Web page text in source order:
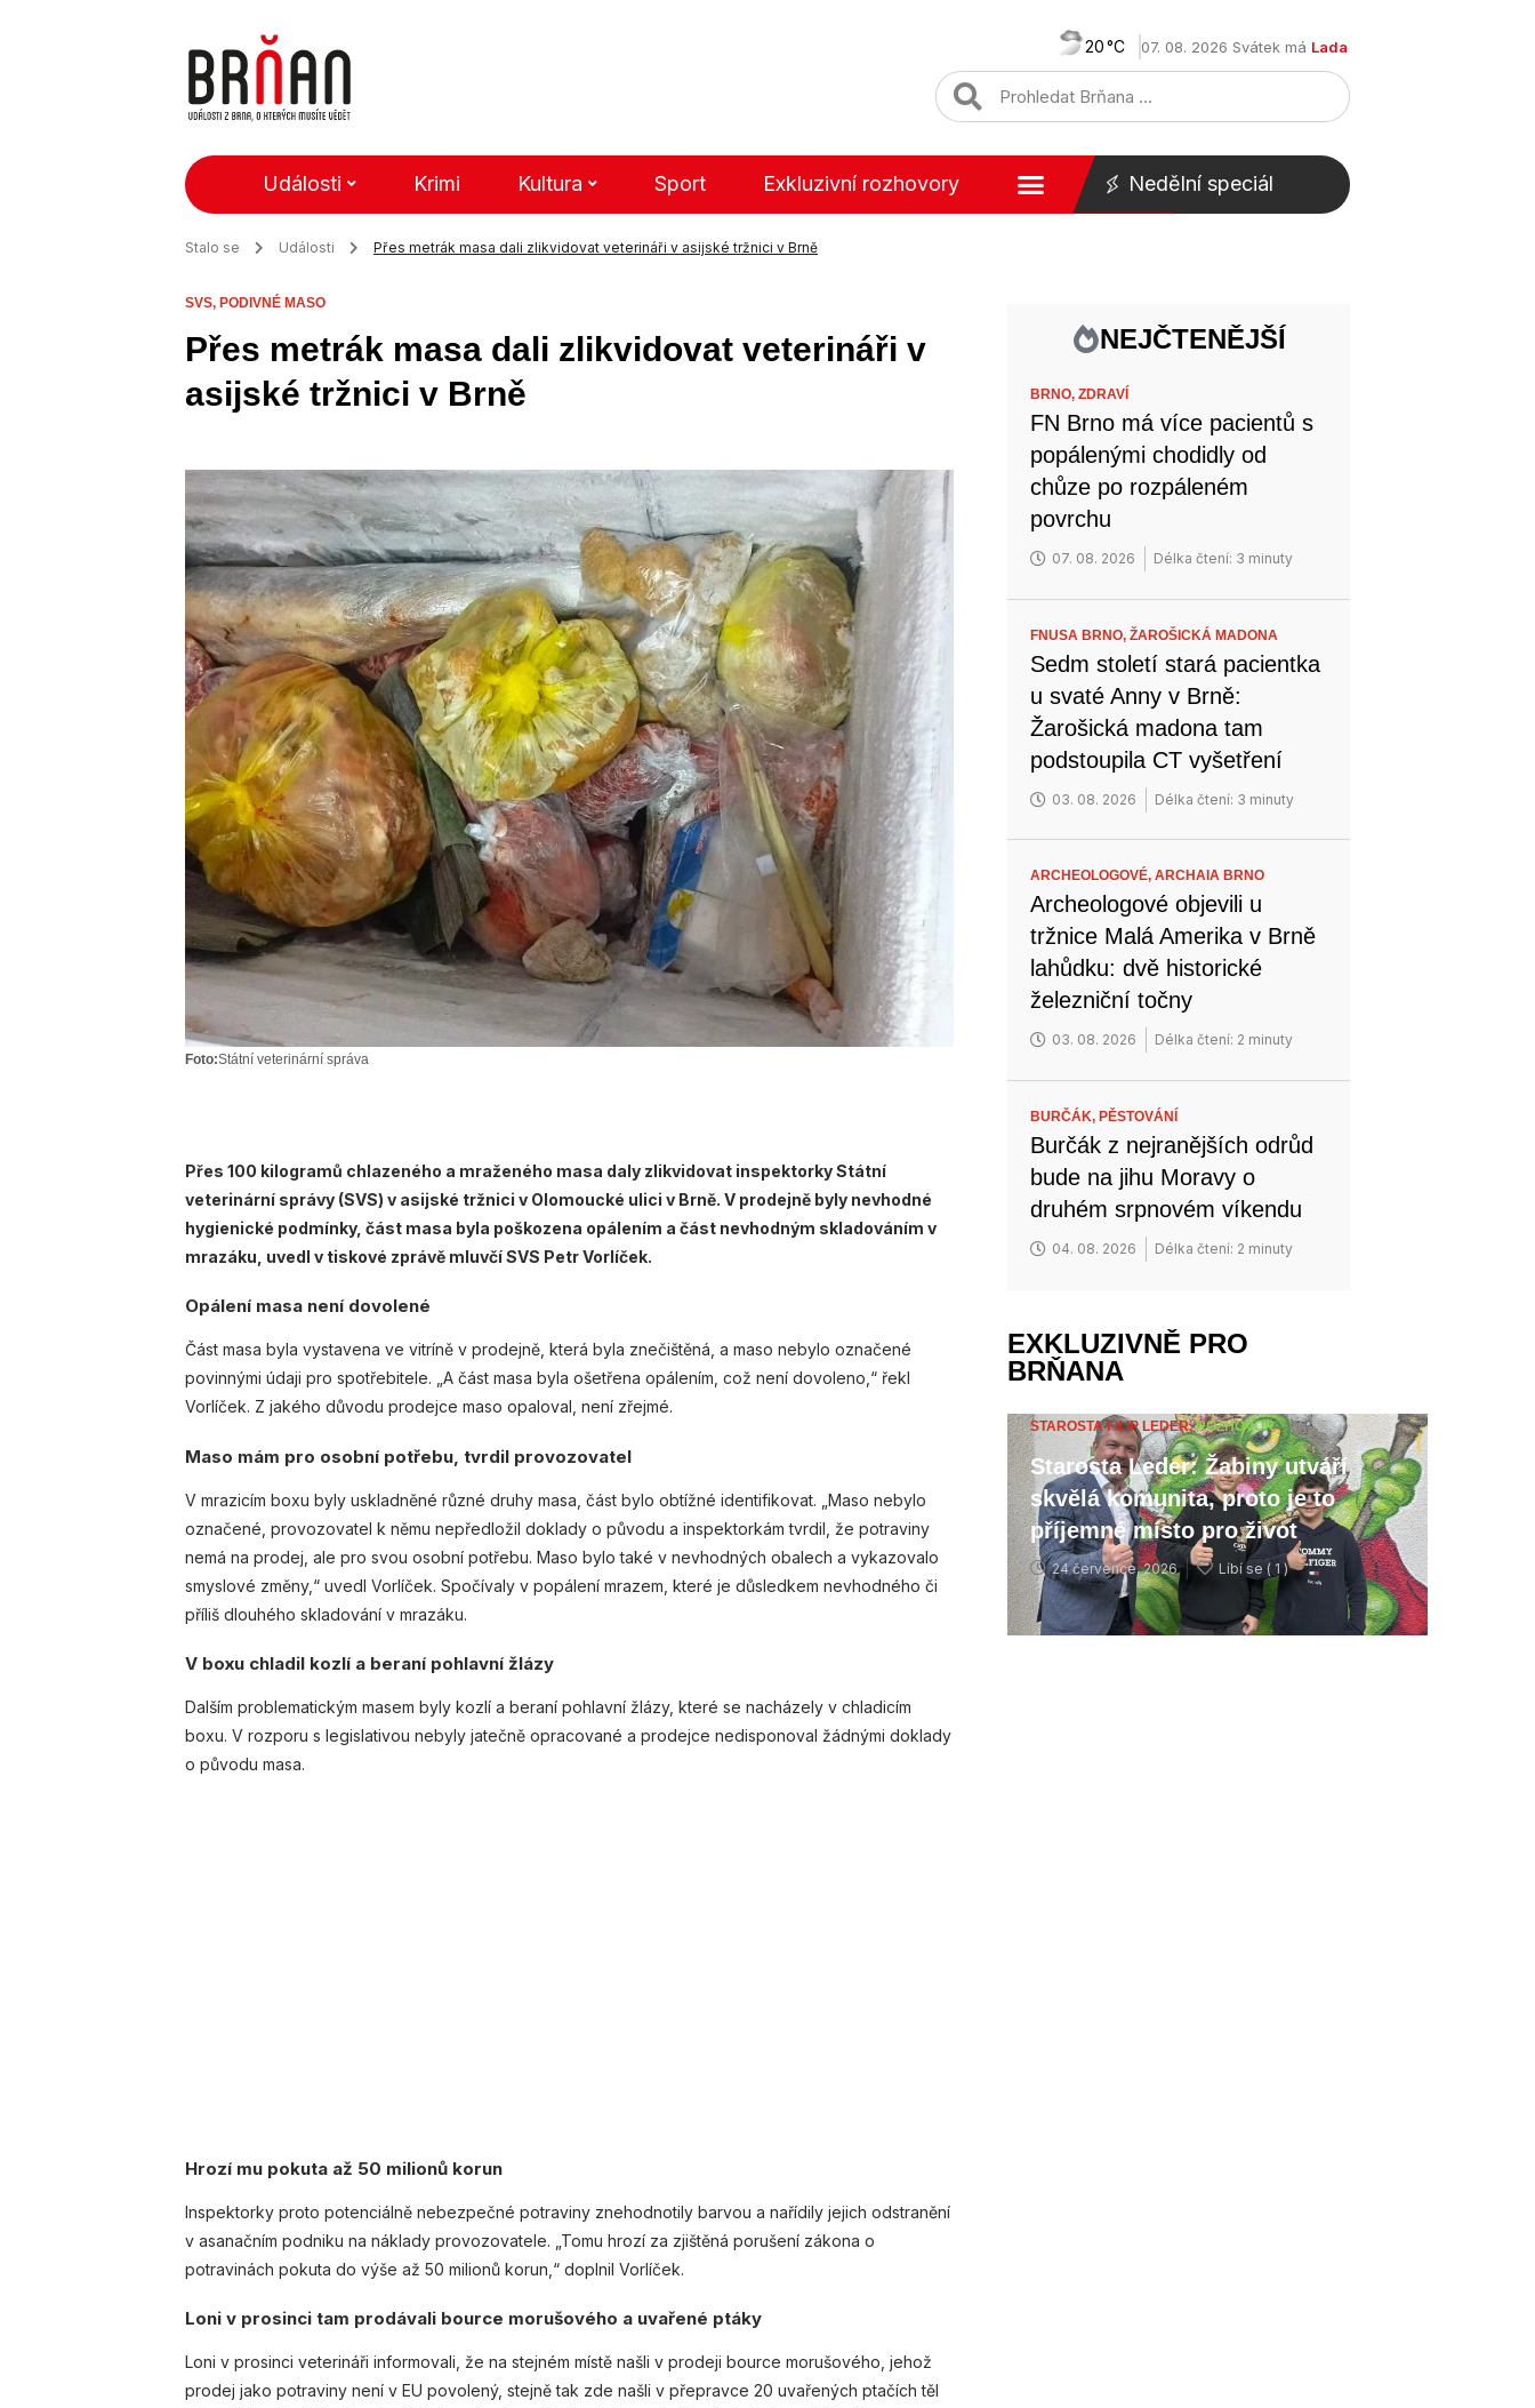
20 07. 08. 2026 Svátek má Lada
Události Krimi Kultura Sport Exkluzivní rozhovory Nedělní speciál
Stalo se Události Přes metrák masa dali zlikvidovat veterináři v asijské tržnici v Brně
SVS, PODIVNÉ MASO
Přes metrák masa dali zlikvidovat veterináři v
asijské tržnici v Brně
Foto:Státní veterinární správa
Přes 100 kilogramů chlazeného a mraženého masa daly zlikvidovat inspektorky Státní
veterinární správy (SVS) v asijské tržnici v Olomoucké ulici v Brně. V prodejně byly nevhodné
hygienické podmínky, část masa byla poškozena opálením a část nevhodným skladováním v
mrazáku, uvedl v tiskové zprávě mluvčí SVS Petr Vorlíček.
Opálení masa není dovolené
Část masa byla vystavena ve vitríně v prodejně, která byla znečištěná, a maso nebylo označené
povinnými údaji pro spotřebitele. „A část masa byla ošetřena opálením, což není dovoleno,“ řekl
Vorlíček. Z jakého důvodu prodejce maso opaloval, není zřejmé.
Maso mám pro osobní potřebu, tvrdil provozovatel
V mrazicím boxu byly uskladněné různé druhy masa, část bylo obtížné identifikovat. „Maso nebylo
označené, provozovatel k němu nepředložil doklady o původu a inspektorkám tvrdil, že potraviny
nemá na prodej, ale pro svou osobní potřebu. Maso bylo také v nevhodných obalech a vykazovalo
smyslové změny,“ uvedl Vorlíček. Spočívaly v popálení mrazem, které je důsledkem nevhodného či
příliš dlouhého skladování v mrazáku.
V boxu chladil kozlí a beraní pohlavní žlázy
Dalším problematickým masem byly kozlí a beraní pohlavní žlázy, které se nacházely v chladicím
boxu. V rozporu s legislativou nebyly jatečně opracované a prodejce nedisponoval žádnými doklady
o původu masa.
Hrozí mu pokuta až 50 milionů korun
Inspektorky proto potenciálně nebezpečné potraviny znehodnotily barvou a nařídily jejich odstranění
v asanačním podniku na náklady provozovatele. „Tomu hrozí za zjištěná porušení zákona o
potravinách pokuta do výše až 50 milionů korun,“ doplnil Vorlíček.
Loni v prosinci tam prodávali bource morušového a uvařené ptáky
Loni v prosinci veterináři informovali, že na stejném místě našli v prodeji bource morušového, jehož
prodej jako potraviny není v EU povolený, stejně tak zde našli v přepravce 20 uvařených ptačích těl
NEJČTENĚJŠÍ
BRNO,ZDRAVÍ
FN Brno má více pacientů s
popálenými chodidly od
chůze po rozpáleném
povrchu
07. 08. 2026 Délka čtení: 3 minuty
FNUSA BRNO,ŽAROŠICKÁ MADONA
Sedm století stará pacientka
u svaté Anny v Brně:
Žarošická madona tam
podstoupila CT vyšetření
03. 08. 2026 Délka čtení: 3 minuty
ARCHEOLOGOVÉ,ARCHAIA BRNO
Archeologové objevili u
tržnice Malá Amerika v Brně
lahůdku: dvě historické
železniční točny
03. 08. 2026 Délka čtení: 2 minuty
BURČÁK,PĚSTOVÁNÍ
Burčák z nejranějších odrůd
bude na jihu Moravy o
druhém srpnovém víkendu
04. 08. 2026 Délka čtení: 2 minuty
EXKLUZIVNĚ PRO
BRŇANA
STAROSTA FILIP LEDER,ROZHOVOR
Starosta Leder: Žabiny utváří
skvělá komunita, proto je to
příjemné místo pro život
24 července, 2026 Líbí se ( 1 )